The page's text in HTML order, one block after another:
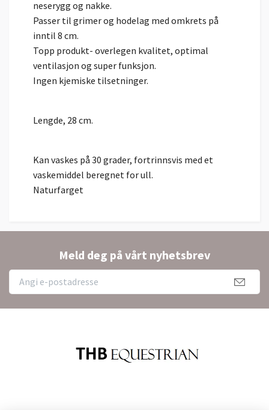
neserygg og nakke.
Passer til grimer og hodelag med omkrets på
inntil 8 cm.
Topp produkt- overlegen kvalitet, optimal
ventilasjon og super funksjon.
Ingen kjemiske tilsetninger.
Lengde, 28 cm.
Kan vaskes på 30 grader, fortrinnsvis med et
vaskemiddel beregnet for ull.
Naturfarget
Meld deg på vårt nyhetsbrev